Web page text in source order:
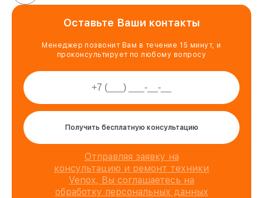
Оставьте Ваши контакты
Менеджер позвонит Вам в течение 15 минут, и
проконсультирует по любому вопросу
Получить бесплатную консультацию
Отправляя заявку на
консультацию и ремонт техники
Venox, Вы соглашаетесь на
обработку персональных данных